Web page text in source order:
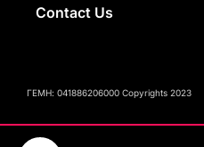
Contact Us
ΓΕΜΗ: 041886206000 Copyrights 2023